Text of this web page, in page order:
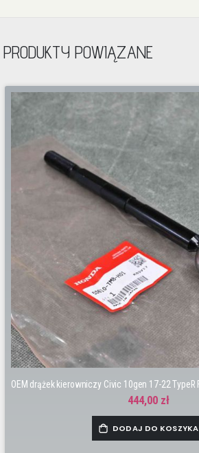
PRODUKTY POWIĄZANE
444,00 zł
DODAJ DO KOSZYKA